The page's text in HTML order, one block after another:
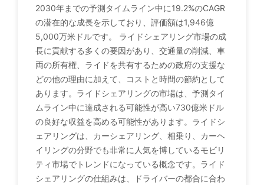
2030年までの予測タイムライン中に19.2%のCAGR
の潜在的な成長を示しており、評価額は1,946億
5,000万米ドルです。 ライドシェアリング市場の成
長に貢献する多くの要因があり、交通量の削減、車
両の所有権、ライドを共有するための政府の支援な
どの他の理由に加えて、コストと時間の節約として
あります。ライドシェアリングの市場は、予測タイ
ムライン中に達成される可能性が高い730億米ドル
の良好な収益を高める可能性があります。ライドシ
ェアリングは、カーシェアリング、相乗り、カーヘ
イリングの分野でも非常に人気を博しているモビリ
ティ市場でトレンドになっている概念です。ライド
シェアリングの仕組みは、ドライバーの都合に合わ